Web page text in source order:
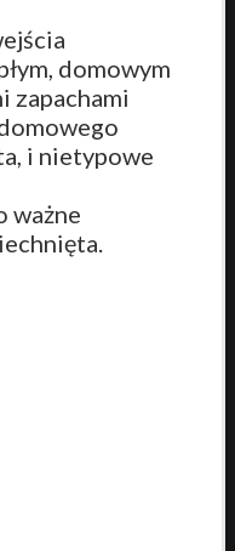
domowym
zapachami
i nietypowe
ważne